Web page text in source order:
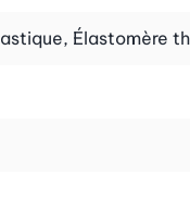
Élastomère